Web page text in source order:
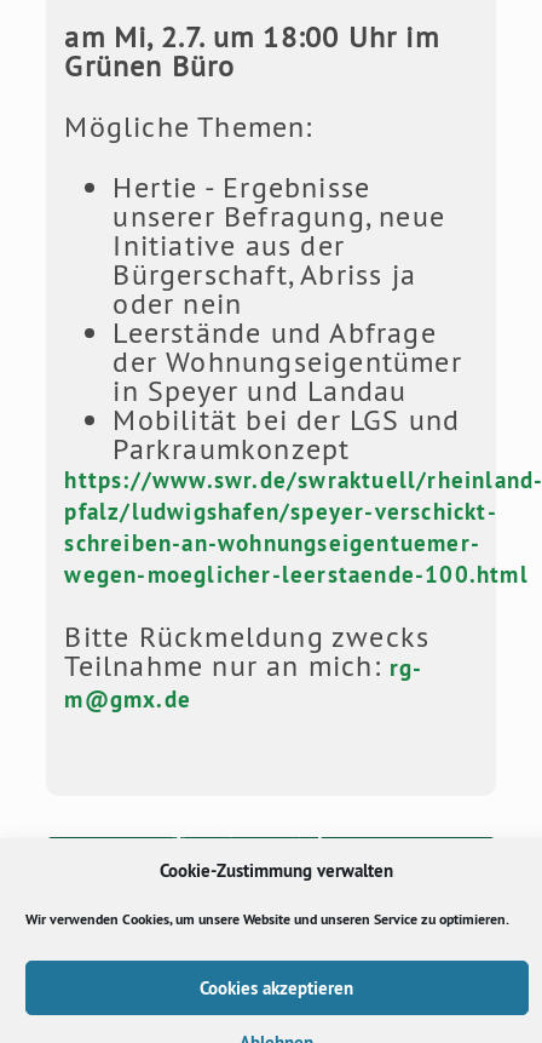
Cookie-Zustimmung verwalten
Wir verwenden Cookies, um unsere Website und unseren Service zu optimieren.
Cookies akzeptieren
am Mi, 2.7. um 18:00 Uhr im
Grünen Büro
Mögliche Themen:
Hertie - Ergebnisse
unserer Befragung, neue
Initiative aus der
Bürgerschaft, Abriss ja
oder nein
Leerstände und Abfrage
der Wohnungseigentümer
in Speyer und Landau
Mobilität bei der LGS und
Parkraumkonzept
https://www.swr.de/swraktuell/
pfalz/ludwigshafen/speyer-verschickt-
schreiben-an-wohnungseigentuemer-
wegen-moeglicher-leerstaende-100.html
Bitte Rückmeldung zwecks
Teilnahme nur an mich: rg-
m@gmx.de
Termin speichern